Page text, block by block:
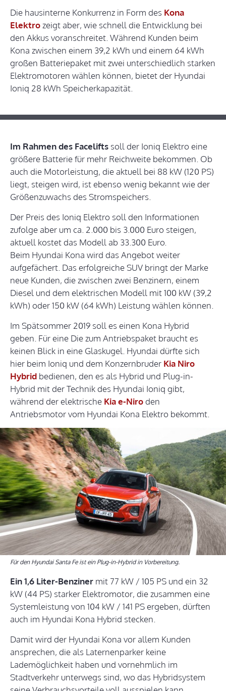
Die hausinterne Konkurrenz in Form des Kona
Elektrozeigt aber, wie schnell die Entwicklung bei
den Akkus voranschreitet. Während Kunden beim
Kona zwischen einem 39,2 kWh und einem 64 kWh
großen Batteriepaket mit zwei unterschiedlich starken
Elektromotoren wählen können, bietet der Hyundai
Ioniq 28 kWh Speicherkapazität.
Im Rahmen des Facelifts soll der Ioniq Elektro eine
größere Batterie für mehr Reichweite bekommen. Ob
auch die Motorleistung, die aktuell bei 88 kW (120 PS)
liegt, steigen wird, ist ebenso wenig bekannt wie der
Größenzuwachs des Stromspeichers.
Der Preis des Ioniq Elektro soll den Informationen
zufolge aber um ca. 2.000 bis 3.000 Euro steigen,
aktuell kostet das Modell ab 33.300 Euro.
Beim Hyundai Kona wird das Angebot weiter
aufgefächert. Das erfolgreiche SUV bringt der Marke
neue Kunden, die zwischen zwei Benzinern, einem
Diesel und dem elektrischen Modell mit 100 kW (39,2
kWh) oder 150 kW (64 kWh) Leistung wählen können.
Im Spätsommer 2019 soll es einen Kona Hybrid
geben. Für eine Die zum Antriebspaket braucht es
keinen Blick in eine Glaskugel. Hyundai dürfte sich
hier beim Ioniq und dem Konzernbruder Kia Niro
Hybrid bedienen, den es als Hybrid und Plug-in-
Hybrid mit der Technik des Hyundai Ioniq gibt,
während der elektrische Kia e-Niroden
Antriebsmotor vom Hyundai Kona Elektro bekommt.
Für den Hyundai Santa Fe ist ein Plug-in-Hybrid in Vorbereitung.
Ein 1,6 Liter-Benziner mit 77 kW / 105 PS und ein 32
kW (44 PS) starker Elektromotor, die zusammen eine
Systemleistung von 104 kW / 141 PS ergeben, dürften
auch im Hyundai Kona Hybrid stecken.
Damit wird der Hyundai Kona vor allem Kunden
ansprechen, die als Laternenparker keine
Lademöglichkeit haben und vornehmlich im
Stadtverkehr unterwegs sind, wo das Hybridsystem